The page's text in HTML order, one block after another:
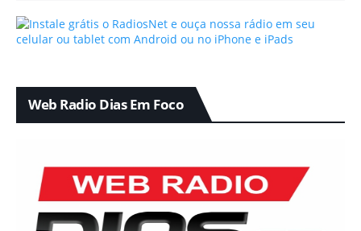
Web Radio Dias Em Foco